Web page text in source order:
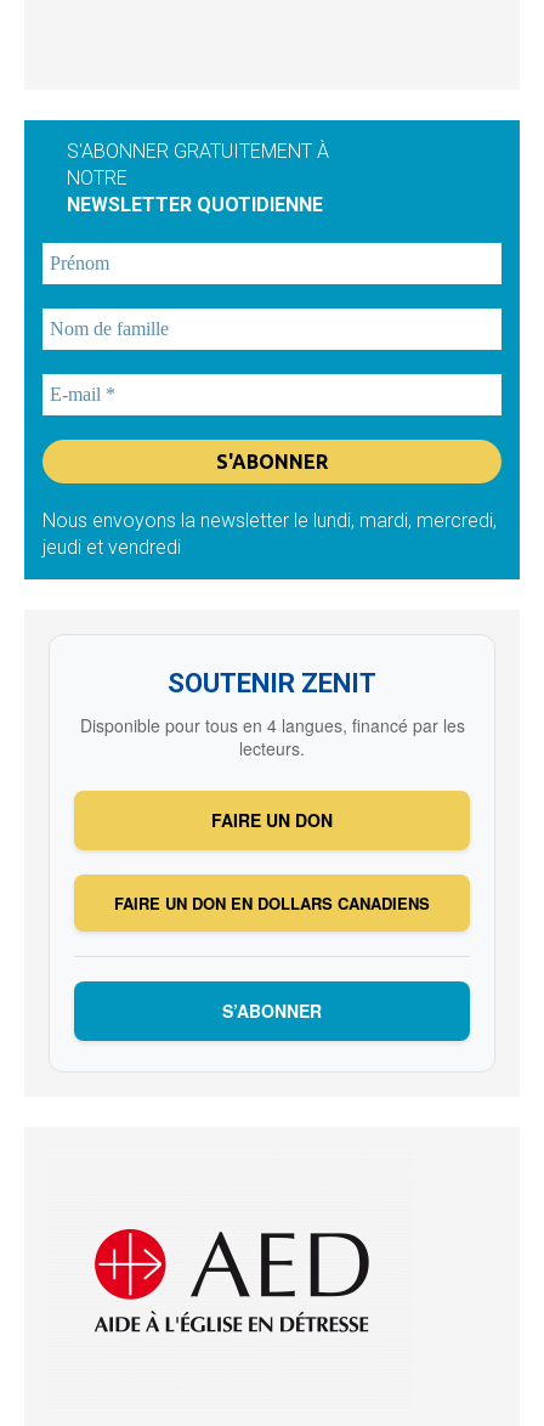
S'ABONNER GRATUITEMENT À
NOTRE
NEWSLETTER QUOTIDIENNE
Nous envoyons la newsletter le lundi, mardi, mercredi,
jeudi et vendredi
SOUTENIR ZENIT
Disponible pour tous en 4 langues, financé par les
lecteurs.
FAIRE UN DON
FAIRE UN DON EN DOLLARS CANADIENS
S’ABONNER